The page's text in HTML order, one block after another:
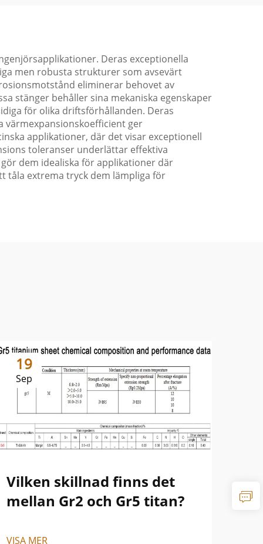
Deras exceptionella
men robusta strukturer som avsevärt
eliminerar behovet av
stänger behåller sina mekaniska egenskaper
för olika driftsförhållanden. Deras
värmexpansionskoefficient ger
applikationer, där det visar exceptionell
toleranser underlättar effektiva
dem idealiska för applikationer där
tåla extrema tryck dem lämpliga för
19
Sep
Vilken skillnad finns det
mellan Gr2 och Gr5 titan?
VISA MER